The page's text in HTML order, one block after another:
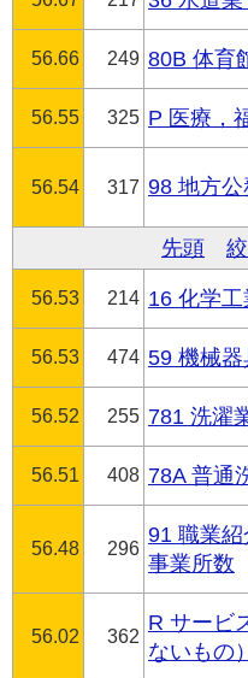
56.66 249 80B 体育
56.55 325 P 医療，
56.54 317 98 地方
先頭
56.53 214 16 化学
56.53 474 59 機械
56.52 255 781 洗濯
56.51 408 78A 普通
56.48 296
91 職業
事業所数
56.02 362
R サービ
ないもの